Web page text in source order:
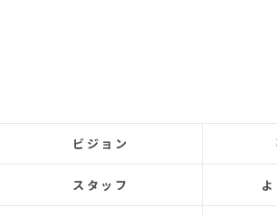
ビジョン
スタッフ